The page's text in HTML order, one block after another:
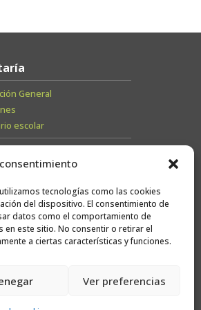
tecnologías como las cookies
del dispositivo. El consentimiento de
datos como el comportamiento de
en este sitio. No consentir o retirar el
a ciertas características y funciones.
Ver preferencias
General
escolar
con